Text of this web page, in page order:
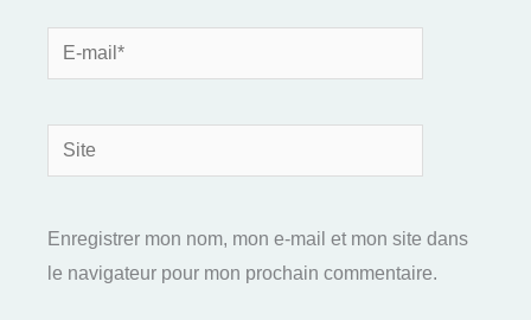
E-
mail*
Site
Enregistrer mon nom, mon e-mail et mon site dans
le navigateur pour mon prochain commentaire.